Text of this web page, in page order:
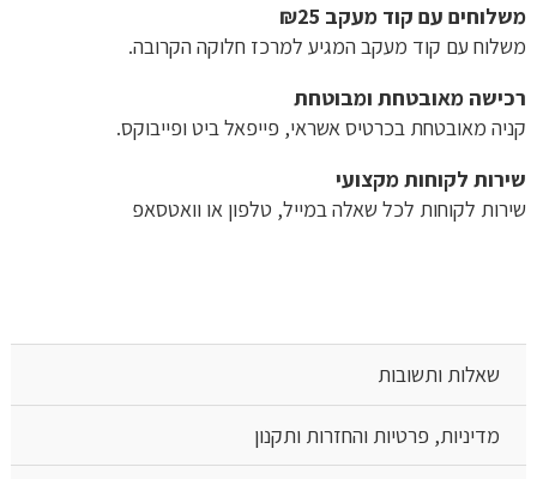
משלוחים עם קוד מעקב ₪25
משלוח​ עם קוד מעקב המגיע למרכז חלוקה הקרובה.
רכישה​ ​מאובטחת ומבוטחת
קניה מאובטחת בכרטיס אשראי, פייפאל ביט ופייבוקס.
שירות לקוחות מקצועי
שירות לקוחות לכל שאלה במייל, טלפון או וואטסאפ
שאלות ותשובות
מדיניות, פרטיות והחזרות ותקנון